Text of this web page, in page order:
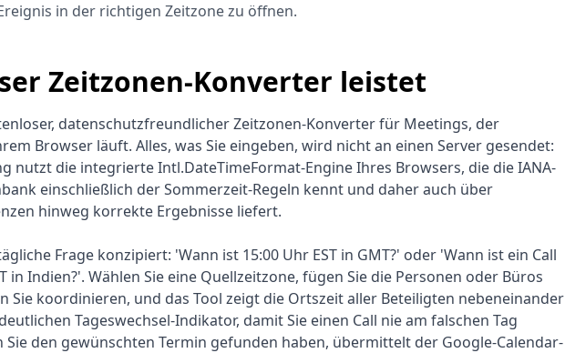
in der richtigen Zeitzone zu öffnen.
Zeitzonen-Konverter leistet
datenschutzfreundlicher Zeitzonen-Konverter für Meetings, der
Browser läuft. Alles, was Sie eingeben, wird nicht an einen Server gesendet:
nutzt die integrierte Intl.DateTimeFormat-Engine Ihres Browsers, die die IANA-
einschließlich der Sommerzeit-Regeln kennt und daher auch über
hinweg korrekte Ergebnisse liefert.
Frage konzipiert: 'Wann ist 15:00 Uhr EST in GMT?' oder 'Wann ist ein Call
in Indien?'. Wählen Sie eine Quellzeitzone, fügen Sie die Personen oder Büros
Sie koordinieren, und das Tool zeigt die Ortszeit aller Beteiligten nebeneinander
Tageswechsel-Indikator, damit Sie einen Call nie am falschen Tag
Sie den gewünschten Termin gefunden haben, übermittelt der Google-Calendar-